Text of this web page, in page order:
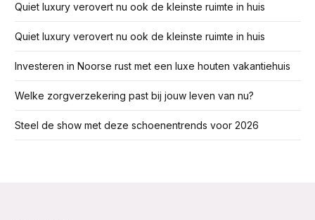
Quiet luxury verovert nu ook de kleinste ruimte in huis
Quiet luxury verovert nu ook de kleinste ruimte in huis
Investeren in Noorse rust met een luxe houten vakantiehuis
Welke zorgverzekering past bij jouw leven van nu?
Steel de show met deze schoenentrends voor 2026